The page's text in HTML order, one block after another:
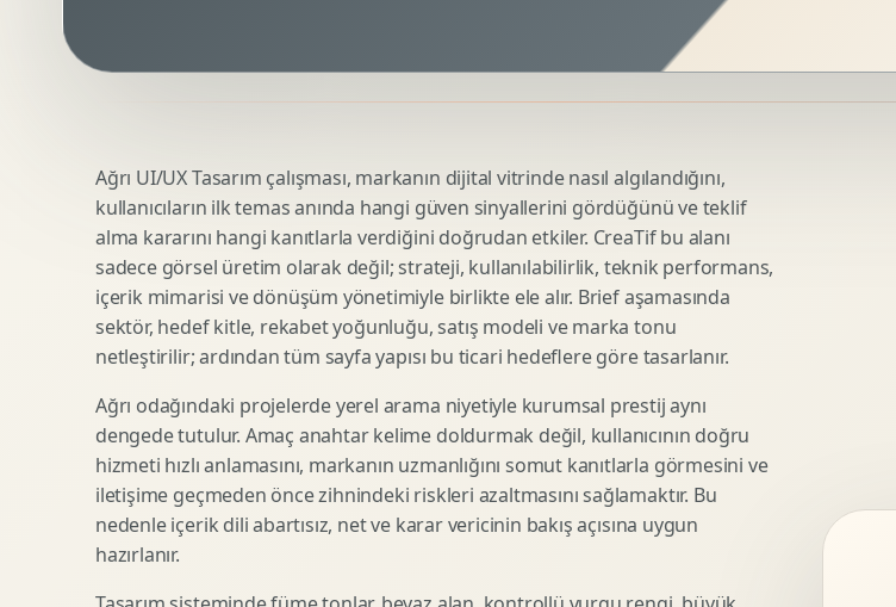
Logo Revizyonu
Kurumsal Logo Yenileme
Remarketing Kreatifleri
Reels Kapak Tasarimi
Topluluk Yonetimi
Influencer Kampanya Tasarimi
Uluslararasi SEO
SEO Icerik Stratejisi
Schema Markup Optimizasyonu
Urun Gorsellestirme
3D Reklam Gorseli
Cgi Kampanya Gorseli
3D Karakter Tasarimi
3D Stand Tasarimi
3D Sosyal Medya Gorseli
3D Lansman Filmi
3D Urun Modelleme
Mimari 3D Gorsellestirme
Endustriyel Modelleme
Low Poly Modelleme
High Poly Modelleme
3D Render Alma
Teknik Modelleme
Ağrı UI/UX Tasarım çalışması, markanın dijital vitrinde nasıl algılandığını,
kullanıcıların ilk temas anında hangi güven sinyallerini gördüğünü ve teklif
alma kararını hangi kanıtlarla verdiğini doğrudan etkiler. CreaTif bu alanı
sadece görsel üretim olarak değil; strateji, kullanılabilirlik, teknik performans,
içerik mimarisi ve dönüşüm yönetimiyle birlikte ele alır. Brief aşamasında
sektör, hedef kitle, rekabet yoğunluğu, satış modeli ve marka tonu
netleştirilir; ardından tüm sayfa yapısı bu ticari hedeflere göre tasarlanır.
Ağrı odağındaki projelerde yerel arama niyetiyle kurumsal prestij aynı
dengede tutulur. Amaç anahtar kelime doldurmak değil, kullanıcının doğru
hizmeti hızlı anlamasını, markanın uzmanlığını somut kanıtlarla görmesini ve
iletişime geçmeden önce zihnindeki riskleri azaltmasını sağlamaktır. Bu
nedenle içerik dili abartısız, net ve karar vericinin bakış açısına uygun
hazırlanır.